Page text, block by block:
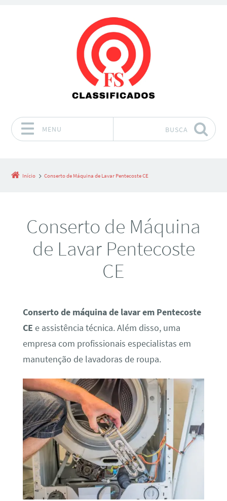
MENU BUSCA
Início Conserto de Máquina de Lavar Pentecoste CE
Conserto de Máquina
de Lavar Pentecoste
CE
Conserto de máquina de lavar em Pentecoste
CE e assistência técnica. Além disso, uma
empresa com profissionais especialistas em
manutenção de lavadoras de roupa.